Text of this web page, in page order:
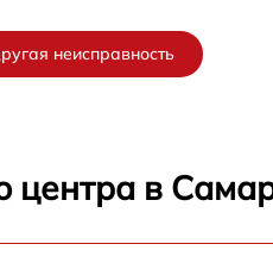
неисправность
центра в